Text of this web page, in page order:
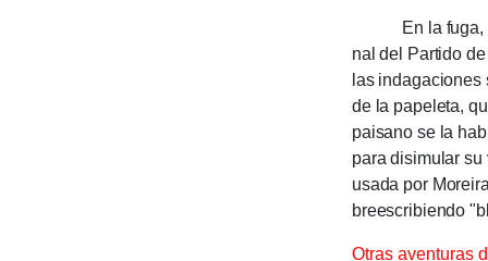
En la fuga, el
nal del Parti­do
las
de la papeleta,
paisano se la
para disimular
usada por
breescri­biendo
Otras aventuras